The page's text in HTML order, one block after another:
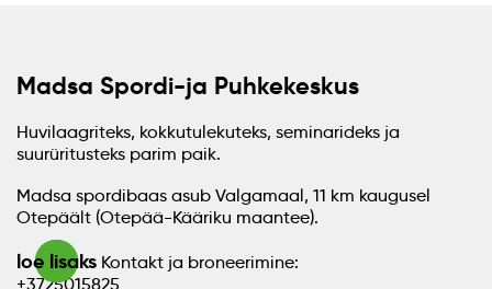
Madsa Spordi-ja Puhkekeskus
Huvilaagriteks, kokkutulekuteks, seminarideks ja
suurüritusteks parim paik.
Madsa spordibaas asub Valgamaal, 11 km kaugusel
Otepäält (Otepää-Kääriku maantee).
loe lisaks Kontakt ja broneerimine:
+3725015825